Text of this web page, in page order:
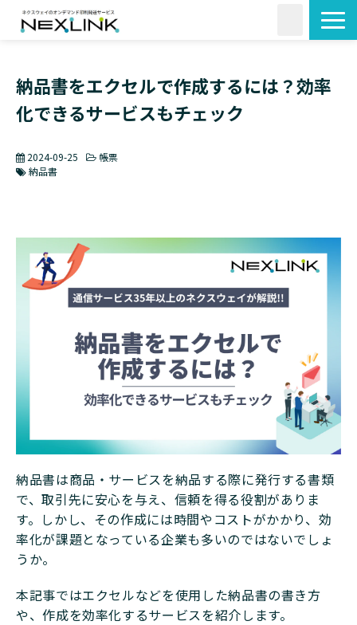
活用シーン
料金・形状
納品書をエクセルで作成するには？効率
化できるサービスもチェック
2024-09-25
帳票
納品書
納品書は商品・サービスを納品する際に発行する書類
で、取引先に安心を与え、信頼を得る役割がありま
す。しかし、その作成には時間やコストがかかり、効
率化が課題となっている企業も多いのではないでしょ
うか。
本記事ではエクセルなどを使用した納品書の書き方
や、作成を効率化するサービスを紹介します。